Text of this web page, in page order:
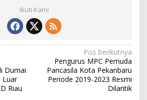
Ikuti Kami
Dumai
Luar
Riau
Pos berikutnya
Pengurus MPC Pemuda
Pancasila Kota Pekanbaru
Periode 2019-2023 Resmi
Dilantik